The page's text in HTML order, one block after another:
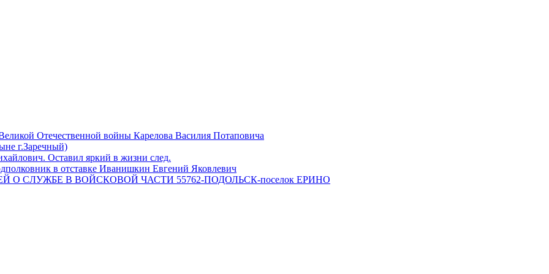
Отечественной войны Карелова Василия Потаповича
г.Заречный)
Оставил яркий в жизни след.
в отставке Иванишкин Евгений Яковлевич
СЛУЖБЕ В ВОЙСКОВОЙ ЧАСТИ 55762-ПОДОЛЬСК-поселок ЕРИНО